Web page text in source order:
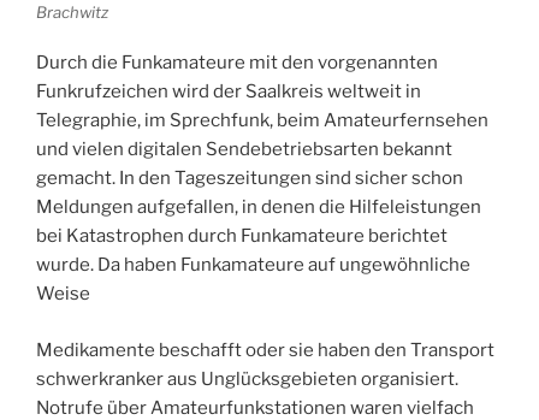
Brachwitz
Durch die Funkamateure mit den vorgenannten
Funkrufzeichen wird der Saalkreis weltweit in
Telegraphie, im Sprechfunk, beim Amateurfernsehen
und vielen digitalen Sendebetriebsarten bekannt
gemacht. In den Tageszeitungen sind sicher schon
Meldungen aufgefallen, in denen die Hilfeleistungen
bei Katastrophen durch Funkamateure berichtet
wurde. Da haben Funkamateure auf ungewöhnliche
Weise
Medikamente beschafft oder sie haben den Transport
schwerkranker aus Unglücksgebieten organisiert.
Notrufe über Amateurfunkstationen waren vielfach